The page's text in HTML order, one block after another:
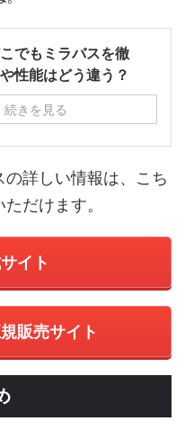
でもミラバスを徹
性能はどう違う？
続きを見る
詳しい情報は、こち
だけます。
イト
販売サイト